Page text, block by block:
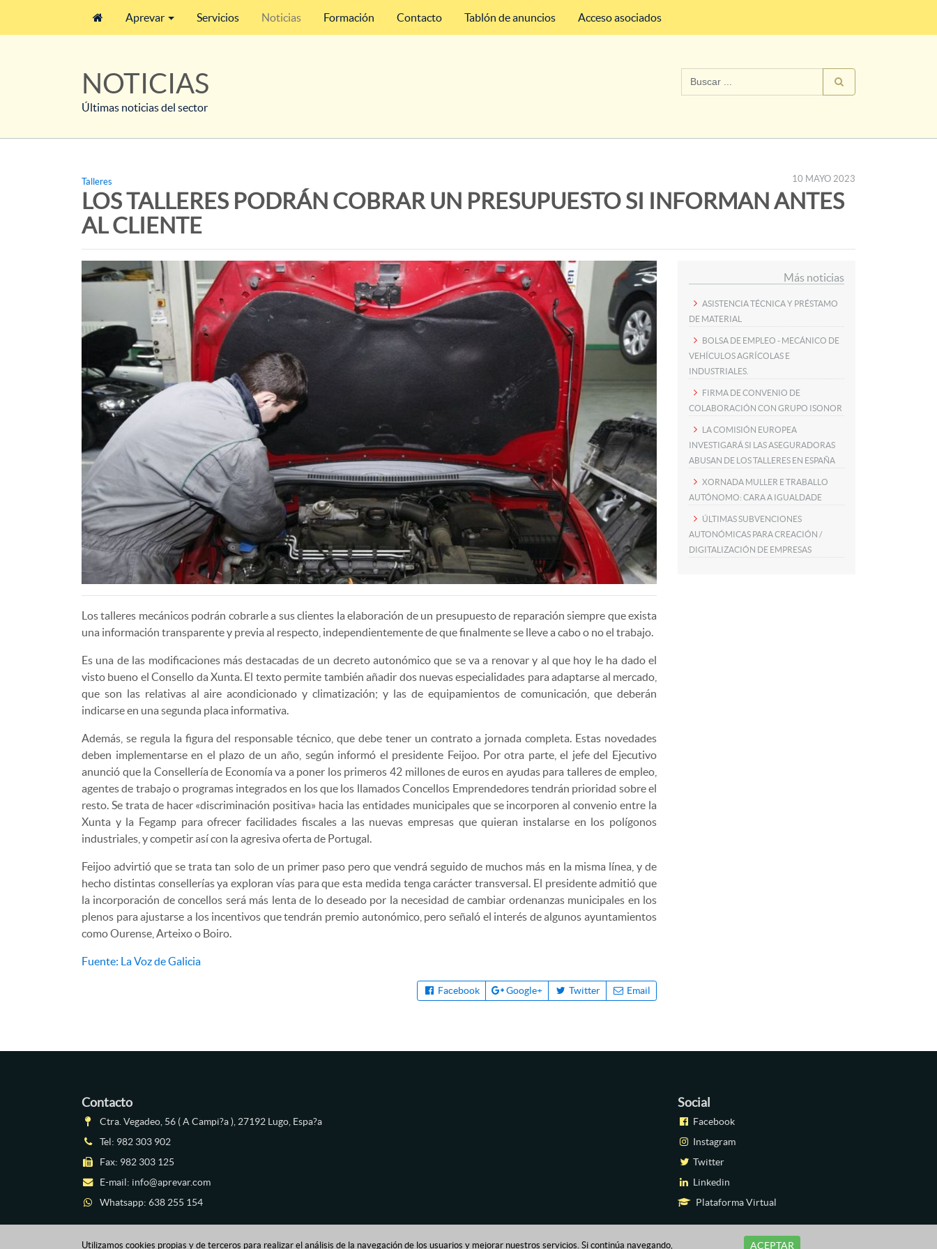
Aprevar Servicios Noticias Formación Contacto Tablón de anuncios Acceso asociados
NOTICIAS
Últimas noticias del sector
Talleres 10 MAYO 2023
LOS TALLERES PODRÁN COBRAR UN PRESUPUESTO SI INFORMAN ANTES
AL CLIENTE
Los talleres mecánicos podrán cobrarle a sus clientes la elaboración de un presupuesto de reparación siempre que exista
una información transparente y previa al respecto, independientemente de que finalmente se lleve a cabo o no el trabajo.
Es una de las modificaciones más destacadas de un decreto autonómico que se va a renovar y al que hoy le ha dado el
visto bueno el Consello da Xunta. El texto permite también añadir dos nuevas especialidades para adaptarse al mercado,
que son las relativas al aire acondicionado y climatización; y las de equipamientos de comunicación, que deberán
indicarse en una segunda placa informativa.
Además, se regula la figura del responsable técnico, que debe tener un contrato a jornada completa. Estas novedades
deben implementarse en el plazo de un año, según informó el presidente Feijoo. Por otra parte, el jefe del Ejecutivo
anunció que la Consellería de Economía va a poner los primeros 42 millones de euros en ayudas para talleres de empleo,
agentes de trabajo o programas integrados en los que los llamados Concellos Emprendedores tendrán prioridad sobre el
resto. Se trata de hacer «discriminación positiva» hacia las entidades municipales que se incorporen al convenio entre la
Xunta y la Fegamp para ofrecer facilidades fiscales a las nuevas empresas que quieran instalarse en los polígonos
industriales, y competir así con la agresiva oferta de Portugal.
Feijoo advirtió que se trata tan solo de un primer paso pero que vendrá seguido de muchos más en la misma línea, y de
hecho distintas consellerías ya exploran vías para que esta medida tenga carácter transversal. El presidente admitió que
la incorporación de concellos será más lenta de lo deseado por la necesidad de cambiar ordenanzas municipales en los
plenos para ajustarse a los incentivos que tendrán premio autonómico, pero señaló el interés de algunos ayuntamientos
como Ourense, Arteixo o Boiro.
Fuente: La Voz de Galicia
Facebook Google+ Twitter Email
Más noticias
ASISTENCIA TÉCNICA Y PRÉSTAMO
DE MATERIAL
BOLSA DE EMPLEO - MECÁNICO DE
VEHÍCULOS AGRÍCOLAS E
INDUSTRIALES.
FIRMA DE CONVENIO DE
COLABORACIÓN CON GRUPO ISONOR
LA COMISIÓN EUROPEA
INVESTIGARÁ SI LAS ASEGURADORAS
ABUSAN DE LOS TALLERES EN ESPAÑA
XORNADA MULLER E TRABALLO
AUTÓNOMO: CARA A IGUALDADE
ÚLTIMAS SUBVENCIONES
AUTONÓMICAS PARA CREACIÓN /
DIGITALIZACIÓN DE EMPRESAS
Contacto
Ctra. Vegadeo, 56 ( A Campi?a ), 27192 Lugo, Espa?a
Tel: 982 303 902
Fax: 982 303 125
E-mail: info@aprevar.com
Whatsapp: 638 255 154
Social
Facebook
Instagram
Twitter
Linkedin
Plataforma Virtual
Utilizamos cookies propias y de terceros para realizar el análisis de la navegación de los usuarios y mejorar nuestros servicios. Si continúa navegando, ACEPTAR